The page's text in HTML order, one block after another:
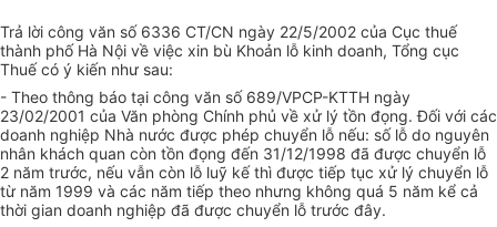
Trả lời công văn số 6336 CT/CN ngày 22/5/2002 của Cục thuế
thành phố Hà Nội về việc xin bù Khoản lỗ kinh doanh, Tổng cục
Thuế có ý kiến như sau:
- Theo thông báo tại công văn số 689/VPCP-KTTH ngày
23/02/2001 của Văn phòng Chính phủ về xử lý tồn đọng. Đối với các
doanh nghiệp Nhà nước được phép chuyển lỗ nếu: số lỗ do nguyên
nhân khách quan còn tồn đọng đến 31/12/1998 đã được chuyển lỗ
2 năm trước, nếu vẫn còn lỗ luỹ kế thì được tiếp tục xử lý chuyển lỗ
từ năm 1999 và các năm tiếp theo nhưng không quá 5 năm kể cả
thời gian doanh nghiệp đã được chuyển lỗ trước đây.